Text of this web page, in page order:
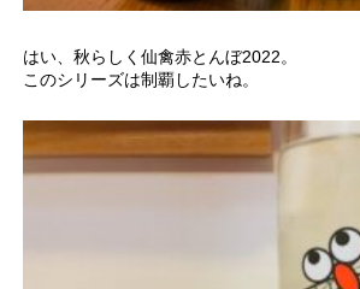
はい、秋らしく仙禽赤とんぼ2022。
このシリーズは制覇したいね。